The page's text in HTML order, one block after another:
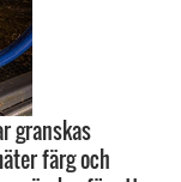
granskas
färg och